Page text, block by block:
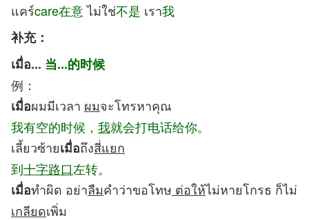
แคร์care在意ไม่ใช่不是 เรา我
补充：
เมื่อ... 当...的时候
例：
เมื่อผมมีเวลา ผมจะโทรหาคุณ
我有空的时候， 我就会打电话给你。
เลี้ยวซ้ายเมื่อถึงสี่แยก
到十字路口左转。
เมื่อทำผิด อย่าลืมคำว่าขอโทษ ต่อให้ไม่หายโกรธ ก็ไม่
เกลียดเพิ่ม